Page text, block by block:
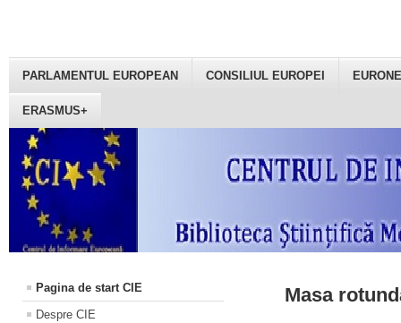
PARLAMENTUL EUROPEAN CONSILIUL EUROPEI
ERASMUS+
Pagina de start CIE
Despre CIE
Masa